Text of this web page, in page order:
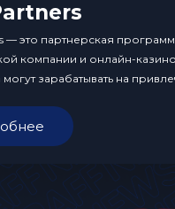
— это партнерская
компании и онлайн-казино
зарабатывать на